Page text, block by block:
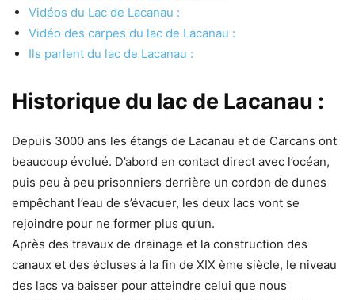
Vidéos du Lac de Lacanau :
Vidéo des carpes du lac de Lacanau :
Ils parlent du lac de Lacanau :
Historique du lac de Lacanau :
Depuis 3000 ans les étangs de Lacanau et de Carcans ont
beaucoup évolué. D’abord en contact direct avec l’océan,
puis peu à peu prisonniers derrière un cordon de dunes
empêchant l’eau de s’évacuer, les deux lacs vont se
rejoindre pour ne former plus qu’un.
Après des travaux de drainage et la construction des
canaux et des écluses à la fin de XIX ème siècle, le niveau
des lacs va baisser pour atteindre celui que nous